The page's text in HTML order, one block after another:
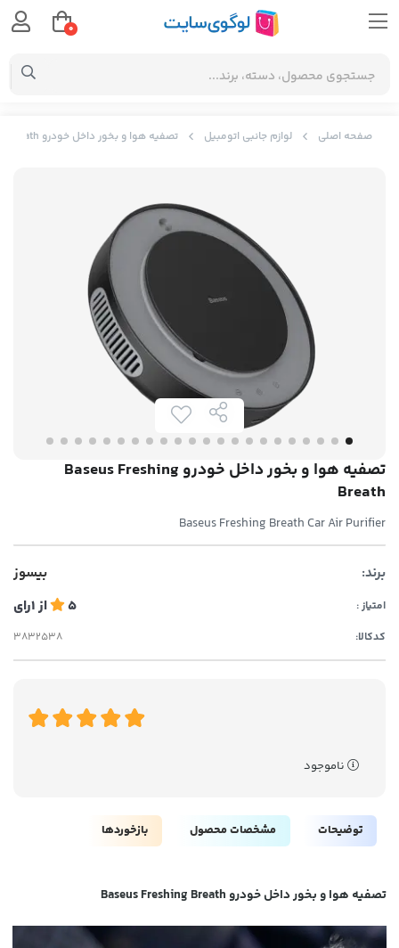
صفحه اصلی لوازم جانبی اتومبیل تصفیه هوا و بخور داخل خودرو Baseus Freshing Breath
تصفیه هوا و بخور داخل خودرو Baseus Freshing
Breath
Baseus Freshing Breath Car Air Purifier
برند: بیسوز
امتیاز : 5 از1رای
کدکالا:
ناموجود
توضیحات مشخصات محصول بازخوردها
تصفیه هوا و بخور داخل خودرو Baseus Freshing Breath
0